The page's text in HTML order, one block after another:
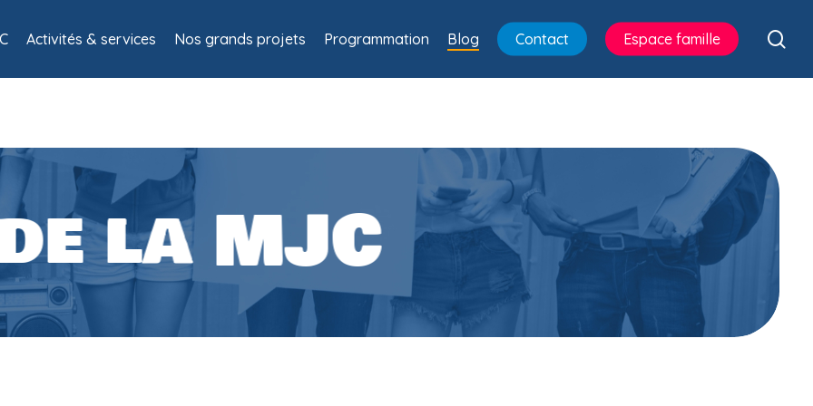
Activités & services Nos grands projets Programmation Blog Contact Espace famille
la MJC